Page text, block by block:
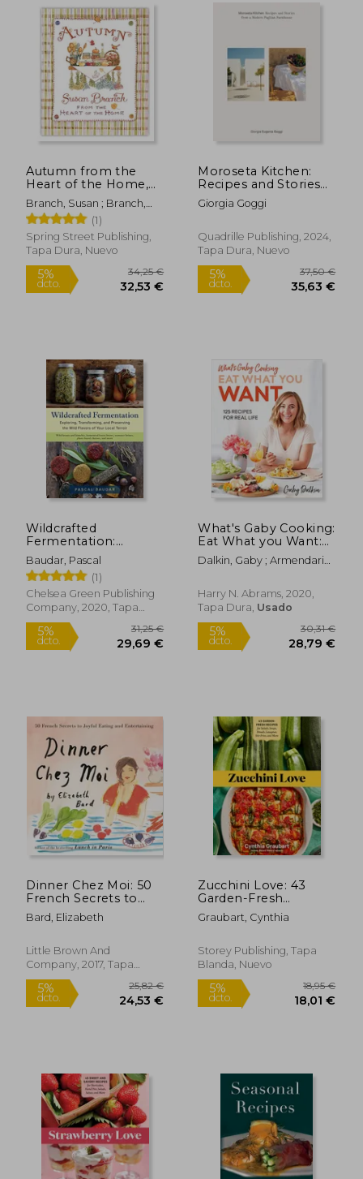
5%
dcto.
27,00 €
25,65 €
5%
Autumn from the
Heart of the Home,
10th Anniversary
Edition (en Inglés)
Branch, Susan ; Branch,
Susan
(1)
Spring Street Publishing,
Tapa Dura, Nuevo
5%
Moroseta Kitchen:
Recipes and Stories
from a Modern
Puglian Farmhouse
Giorgia Goggi
Quadrille Publishing, 2024,
Tapa Dura, Nuevo
5%
Wildcrafted
Fermentation:
Exploring,
Transforming, and
Preserving the Wild
Flavors of Your Local
Terroir (en Inglés)
Baudar, Pascal
(1)
Chelsea Green Publishing
Company, 2020, Tapa
Blanda, Nuevo
5%
dcto.
31,25 €
29,69 €
What's Gaby Cooking:
Eat What you Want:
125 Recipes for Real
Life (en Inglés)
Dalkin, Gaby ; Armendariz,
Harry N. Abrams, 2020,
Tapa Dura, Usado
5%
dcto.
Dinner Chez Moi: 50
French Secrets to
Joyful Eating and
Entertaining (en
Bard, Elizabeth
Little Brown And
Company, 2017, Tapa
Dura, Nuevo
Zucchini Love: 43
Garden-Fresh
Recipes for Salads,
Soups, Breads,
and More (en Inglés)
Graubart, Cynthia
Storey Publishing, Tapa
Blanda, Nuevo